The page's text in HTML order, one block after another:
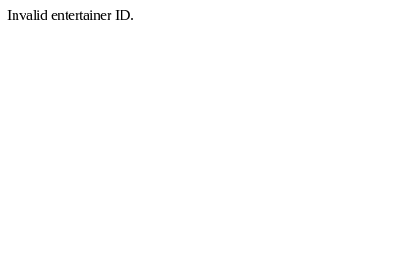
Invalid entertainer ID.